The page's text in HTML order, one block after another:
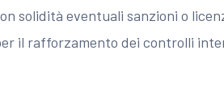
solidità eventuali sanzioni o
il rafforzamento dei controlli